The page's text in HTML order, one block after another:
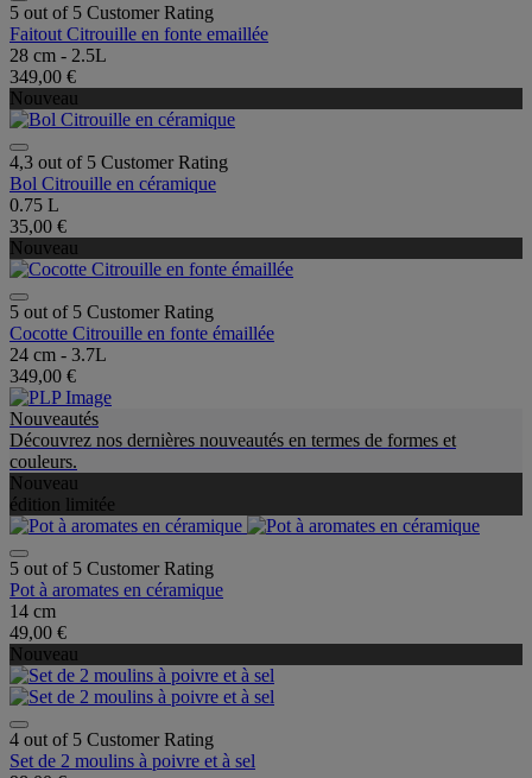
5 out of 5 Customer Rating
Faitout Citrouille en fonte emaillée
28 cm - 2.5L
349,00 €
Nouveau
4,3 out of 5 Customer Rating
Bol Citrouille en céramique
0.75 L
35,00 €
Nouveau
5 out of 5 Customer Rating
Cocotte Citrouille en fonte émaillée
24 cm - 3.7L
349,00 €
Nouveautés
Découvrez nos dernières nouveautés en termes de formes et
couleurs.
Nouveau
édition limitée
5 out of 5 Customer Rating
Pot à aromates en céramique
14 cm
49,00 €
Nouveau
4 out of 5 Customer Rating
Set de 2 moulins à poivre et à sel